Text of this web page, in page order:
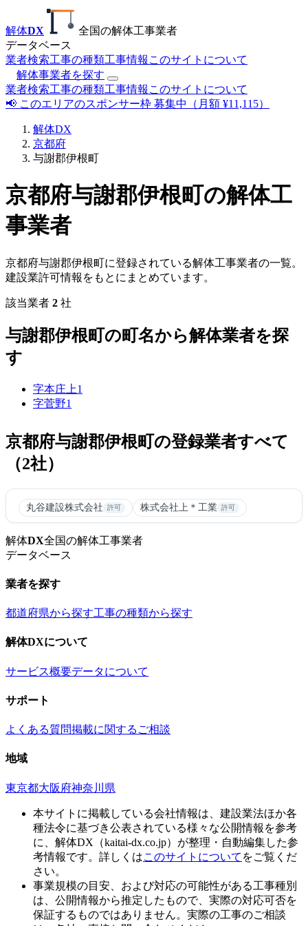
解体DX
全国の解体工事業者
データベース
業者検索工事の種類工事情報 このサイトについて
解体事業者を探す
業者検索工事の種類工事情報 このサイトについて
📢 このエリアのスポンサー枠 募集中（月額 ¥11,115）
解体DX
京都府
与謝郡伊根町
京都府与謝郡伊根町の解体工
事業者
京都府与謝郡伊根町に登録されている解体工事業者の一覧。
建設業許可情報をもとにまとめています。
該当業者 2 社
与謝郡伊根町の町名から解体業者を探
す
字本庄上1
字菅野1
京都府与謝郡伊根町の登録業者すべて
（2社）
丸谷建設株式会社 許可 株式会社上＊工業 許可
解体DX全国の解体工事業者
データベース
業者を探す
都道府県から探す工事の種類から探す
解体DXについて
サービス概要データについて
サポート
よくある質問掲載に関するご相談
地域
東京都大阪府神奈川県
本サイトに掲載している会社情報は、建設業法ほか各
種法令に基づき公表されている様々な公開情報を参考
に、解体DX（kaitai-dx.co.jp）が整理・自動編集した参
考情報です。詳しくはこのサイトについて をご覧くだ
さい。
事業規模の目安、および対応の可能性がある工事種別
は、公開情報から推定したもので、実際の対応可否を
保証するものではありません。実際の工事のご相談